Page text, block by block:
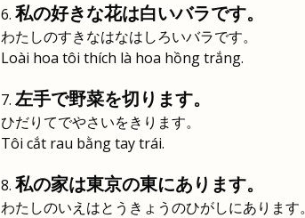
私の好きな花は白いバラです。
わたしのすきなはなはしろいバラです。
Loài hoa tôi thích là hoa hồng trắng.
左手で野菜を切ります。
ひだりてでやさいをきります。
Tôi cắt rau bằng tay trái.
私の家は東京の東にあります。
わたしのいえはとうきょうのひがしにあります。